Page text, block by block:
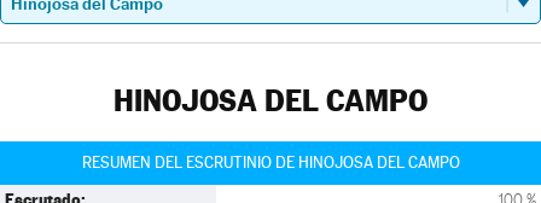
HINOJOSA DEL CAMPO
RESUMEN DEL ESCRUTINIO DE HINOJOSA DEL CAMPO